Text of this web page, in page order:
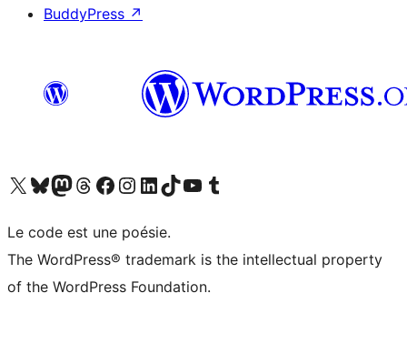
BuddyPress ↗
Visit our X (formerly Twitter) account
Visit our Bluesky account
Visit our Mastodon account
Visit our Threads account
Visit our Facebook page
Visit our Instagram account
Visit our LinkedIn account
Visit our TikTok account
Visit our YouTube channel
Visit our Tumblr account
Le code est une poésie.
The WordPress® trademark is the intellectual property
of the WordPress Foundation.